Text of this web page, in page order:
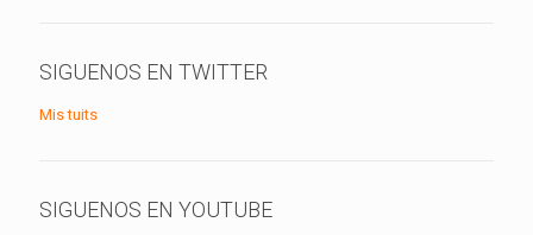
SIGUENOS EN TWITTER
Mis tuits
SIGUENOS EN YOUTUBE